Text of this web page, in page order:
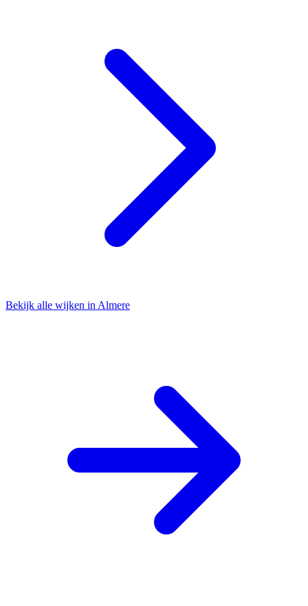
Bekijk alle wijken in Almere